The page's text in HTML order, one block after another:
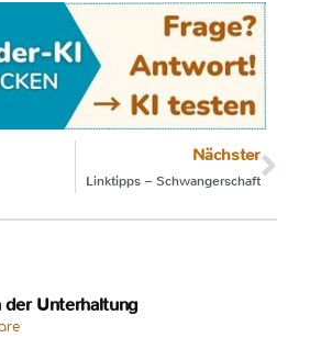
Nächster
Linktipps – Schwangerschaft
der Unterhaltung